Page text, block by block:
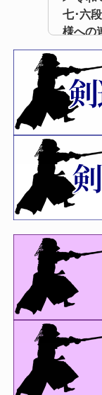
七･六
様への
令和
日）剣
会係員
2026
剣道
いて
令和
令和
岡六・
号およ
2026
令
第74回